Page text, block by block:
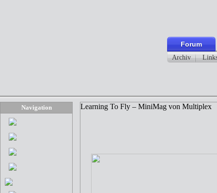
Forum
Archiv
Navigation Learning To Fly – MiniMag von Multiplex